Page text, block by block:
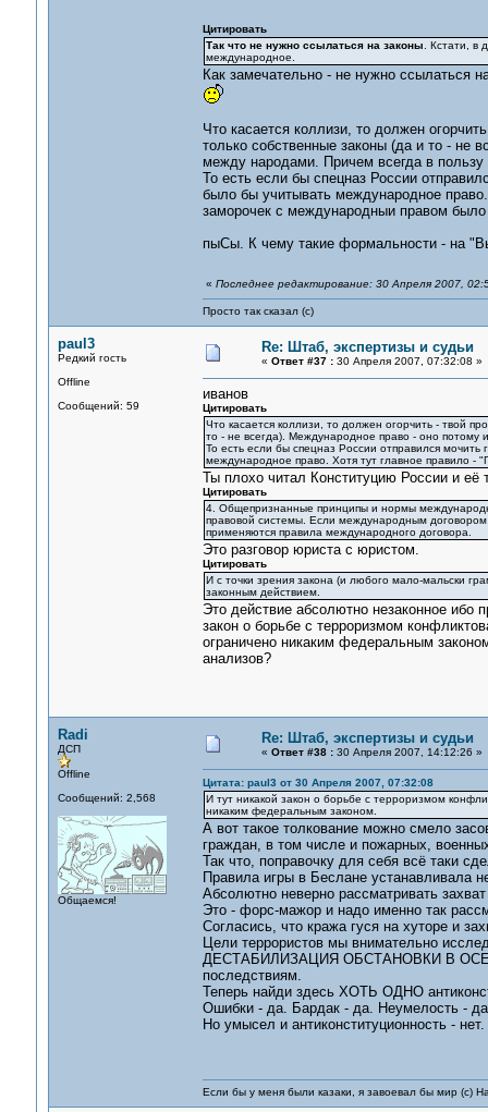
Цитировать
Так что не нужно ссылаться на законы . Кстати, в
международное.
Как замечательно - не нужно
Что касается коллизи, то должен
только собственные законы (да и то - не
между народами. Причем всегда в пользу
То есть если бы спецназ России
было бы учитывать международное
заморочек с международныи правом
пыСы. К чему такие формальности - на
« Последнее редактирование: 30 Апреля 2007,
Просто так сказал (с)
paul3
Редкий гость
Offline
Сообщений: 59
Re: Штаб, экспертизы и судьи
« Ответ #37 :30 Апреля 2007, 07:32:08 »
иванов
Цитировать
Что касается коллизи, то должен огорчить - твой
то - не всегда). Международное право - оно потому
То есть если бы спецназ России отправился
международное право. Хотя тут главное правило
Ты плохо читал Конституцию России и
Цитировать
4. Общепризнанные принципы и нормы
правовой системы. Если международным
применяются правила международного договора.
Это разговор юриста с юристом.
Цитировать
И с точки зрения закона (и любого мало-мальски
законным действием.
Это действие абсолютно незаконное ибо
закон о борьбе с терроризмом
ограничено никаким федеральным
анализов?
Radi
ДСП
Offline
Сообщений: 2,568
Общаемся!
Re: Штаб, экспертизы и судьи
« Ответ #38 :30 Апреля 2007, 14:12:26 »
Цитата: paul3 от 30 Апреля 2007, 07:32:08
И тут никакой закон о борьбе с терроризмом
никаким федеральным законом.
А вот такое толкование можно смело
граждан, в том числе и пожарных,
Так что, поправочку для себя всё таки
Правила игры в Беслане устанавливала
Абсолютно неверно рассматривать
Это - форс-мажор и надо именно так
Согласись, что кража гуся на хуторе и
Цели террористов мы внимательно
ДЕСТАБИЛИЗАЦИЯ ОБСТАНОВКИ В
последствиям.
Теперь найди здесь ХОТЬ ОДНО
Ошибки - да. Бардак - да. Неумелость -
Но умысел и антиконституционность - нет.
Если бы у меня были казаки, я завоевал бы мир (с)